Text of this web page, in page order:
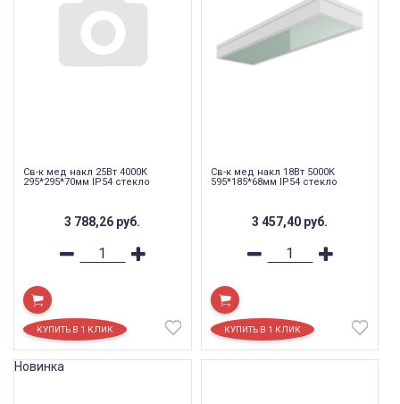
Св-к мед накл 25Вт 4000К
295*295*70мм IP54 стекло
3 788,26 руб.
Св-к мед накл 18Вт 5000К
595*185*68мм IP54 стекло
3 457,40 руб.
Новинка